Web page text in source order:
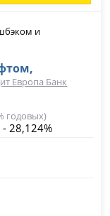
Европа Банк
годовых)
28,124%